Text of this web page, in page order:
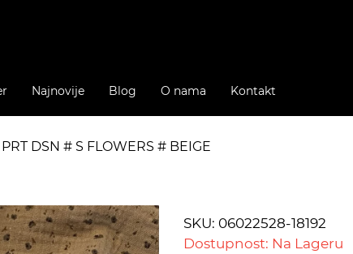
Najnovije Blog O nama Kontakt
DSN # S FLOWERS # BEIGE
SKU: 06022528-18192
Dostupnost: Na Lageru